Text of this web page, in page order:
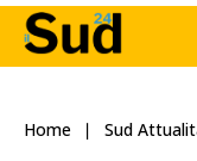
Home Sud